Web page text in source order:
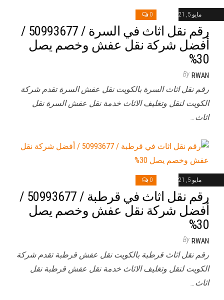
مايو 5, 2021 0
رقم نقل اثاث في السرة / 50993677 /
أفضل شركة نقل عفش وخصم يصل
30%
By RWAN
رقم نقل اثاث السرة بالكويت نقل عفش السرة تقدم شركة
الكويت لنقل وتغليف الاثاث خدمة نقل عفش السرة نقل
اثاث…
مايو 5, 2021 0
رقم نقل اثاث في قرطبة / 50993677 /
أفضل شركة نقل عفش وخصم يصل
30%
By RWAN
رقم نقل اثاث قرطبة بالكويت نقل عفش قرطبة تقدم شركة
الكويت لنقل وتغليف الاثاث خدمة نقل عفش قرطبة نقل
اثاث…